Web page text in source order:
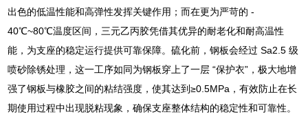
出色的低温性能和高弹性发挥关键作用；而在更为严苛的 -
40℃~80℃温度区间，三元乙丙胶凭借其优异的耐老化和耐高温性
能，为支座的稳定运行提供可靠保障。硫化前，钢板会经过 Sa2.5 级
喷砂除锈处理，这一工序如同为钢板穿上了一层 “保护衣”，极大地增
强了钢板与橡胶之间的粘结强度，使其达到≥0.5MPa，有效防止在长
期使用过程中出现脱粘现象，确保支座整体结构的稳定性和可靠性。